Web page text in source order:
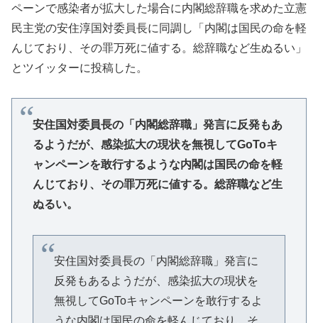
ペーンで感染者が拡大した場合に内閣総辞職を求めた立憲
民主党の安住淳国対委員長に同調し「内閣は国民の命を軽
んじており、その罪万死に値する。総辞職など生ぬるい」
とツイッターに投稿した。
安住国対委員長の「内閣総辞職」発言に反発もあ
るようだが、感染拡大の現状を無視してGoToキ
ャンペーンを敢行するような内閣は国民の命を軽
んじており、その罪万死に値する。総辞職など生
ぬるい。
安住国対委員長の「内閣総辞職」発言に
反発もあるようだが、感染拡大の現状を
無視してGoToキャンペーンを敢行するよ
うな内閣は国民の命を軽んじており、そ